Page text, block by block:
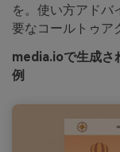
を。使い方アドバ
要なコールトゥア
media.ioで生成さ
例